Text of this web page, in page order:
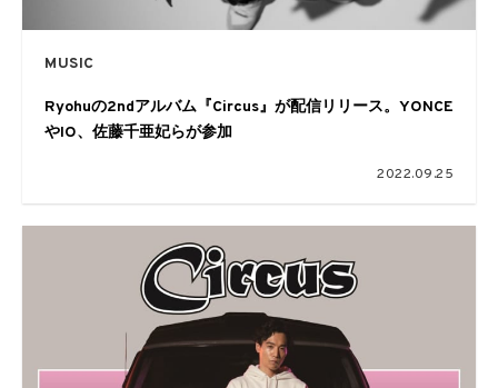
MUSIC
Ryohuの2ndアルバム『Circus』が配信リリース。YONCE
やIO、佐藤千亜妃らが参加
2022.09.25